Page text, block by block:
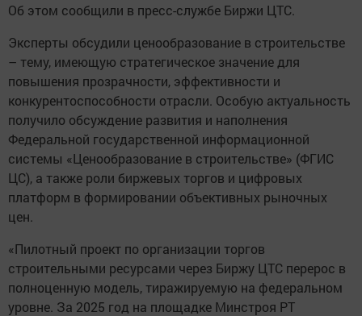
Об этом сообщили в пресс-службе Биржи ЦТС.
Эксперты обсудили ценообразование в строительстве
– тему, имеющую стратегическое значение для
повышения прозрачности, эффективности и
конкурентоспособности отрасли. Особую актуальность
получило обсуждение развития и наполнения
Федеральной государственной информационной
системы «Ценообразование в строительстве» (ФГИС
ЦС), а также роли биржевых торгов и цифровых
платформ в формировании объективных рыночных
цен.
«Пилотный проект по организации торгов
строительными ресурсами через Биржу ЦТС перерос в
полноценную модель, тиражируемую на федеральном
уровне. За 2025 год на площадке Минстроя РТ